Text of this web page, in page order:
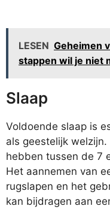
LESEN Geheimen
stappen wil je niet
Slaap
Voldoende slaap is
als geestelijk
hebben tussen de 7
Het aannemen van
rugslapen en het
kan bijdragen aan